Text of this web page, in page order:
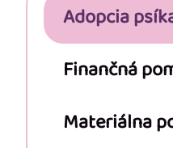
Adopcia
Finančná
Materiálna